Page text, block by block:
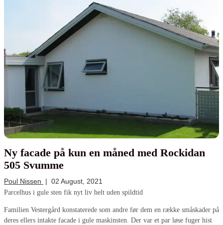
Ny facade på kun en måned med Rockidan
505 Svumme
Poul Nissen | 02 August, 2021
Parcelhus i gule sten fik nyt liv helt uden spildtid
Familien Vestergård konstaterede som andre før dem en række småskader på
deres ellers intakte facade i gule maskinsten. Der var et par løse fuger hist